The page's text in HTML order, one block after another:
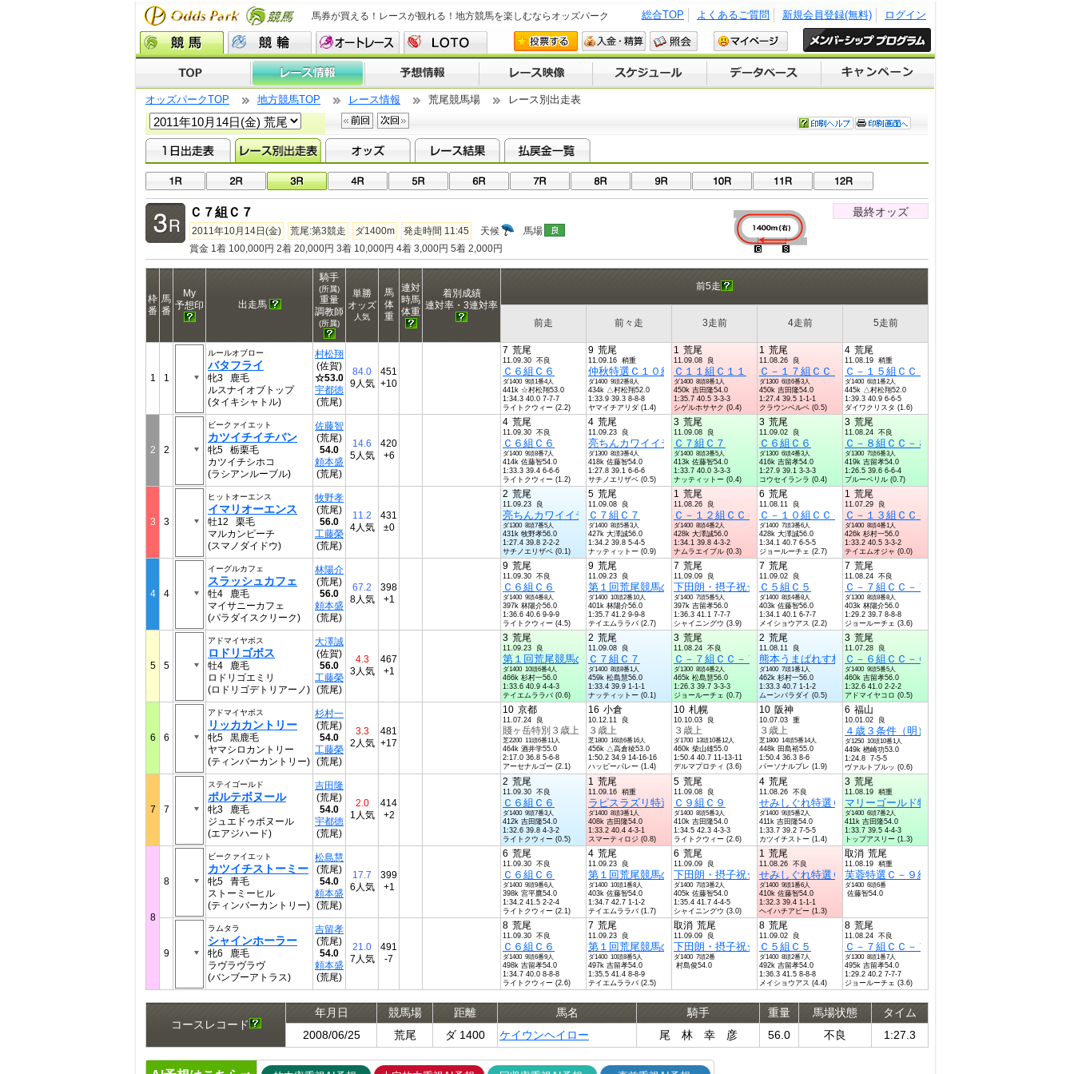
馬券が買える！レースが観れる！地方競馬を楽しむならオッズパーク ログイン
新規会員登録(無料)
よくあるご質問
総合TOP
オッズパークTOP 地方競馬TOP レース情報 荒尾競馬場 レース別出走表
Ｃ７組Ｃ７
2011年10月14日(金) 荒尾:第3競走 ダ1400m 発走時間 11:45 天候
馬場
賞金 1着 100,000円 2着 20,000円 3着 10,000円 4着 3,000円 5着 2,000円
最終オッズ
枠
番
馬
番
My
予想印
出走馬
騎手
(所属)
重量
調教師
(所属)
単勝
オッズ
人気
馬
体
重
連対
時馬
体重
着別成績
連対率・3連対率
前5走
前走 前々走 3走前 4走前 5走前
1 1
ルールオブロー
バタフライ
牝3 鹿毛
ルスナイオブトップ
(タイキシャトル)
村松翔
(佐賀)
☆53.0
宇都徳
(荒尾)
84.0
9人気
451
+10
7 荒尾
11.09.30 不良
Ｃ６組Ｃ６
ダ1400 9頭1番4人
441k ☆村松翔53.0
1:34.3 40.0 7-7-7
ライトクウィー (2.2)
9 荒尾
11.09.16 稍重
仲秋特選Ｃ１０組Ｃ１０
ダ1400 9頭2番8人
434k △村松翔52.0
1:33.9 39.3 8-8-8
ヤマイチアリダ (1.4)
1 荒尾
11.09.08 良
Ｃ１１組Ｃ１１
ダ1400 8頭8番1人
450k 吉田隆54.0
1:35.7 40.5 3-3-3
シゲルホサヤク (0.4)
1 荒尾
11.08.26 良
Ｃ－１７組ＣＣ－１７組
ダ1300 6頭6番3人
450k 吉田隆54.0
1:27.4 39.5 1-1-1
クラウンベルベ (0.5)
4 荒尾
11.08.19 稍重
Ｃ－１５組ＣＣ－１５組
ダ1400 6頭1番2人
445k △村松翔52.0
1:39.3 40.9 6-6-5
ダイワクリスタ (1.6)
2 2
ビークァイエット
カツイチイチバン
牝5 栃栗毛
カツイチシホコ
(ラシアンルーブル)
佐藤智
(荒尾)
54.0
頼本盛
(荒尾)
14.6
5人気
420
+6
4 荒尾
11.09.30 不良
Ｃ６組Ｃ６
ダ1400 9頭8番7人
414k 佐藤智54.0
1:33.3 39.4 6-6-6
ライトクウィー (1.2)
4 荒尾
11.09.23 良
亮ちんカワイイデスヨ杯Ｃ８組Ｃ８
ダ1300 8頭3番4人
418k 佐藤智54.0
1:27.8 39.1 6-6-6
サチノエリザベ (0.5)
3 荒尾
11.09.08 良
Ｃ７組Ｃ７
ダ1400 8頭3番5人
413k 佐藤智54.0
1:33.7 40.0 3-3-3
ナッティットー (0.4)
3 荒尾
11.09.02 良
Ｃ６組Ｃ６
ダ1300 6頭4番3人
416k 吉留孝54.0
1:27.9 39.1 3-3-3
コウセイランラ (0.4)
3 荒尾
11.08.24 不良
Ｃ－８組ＣＣ－８組
ダ1300 7頭6番3人
419k 吉留孝54.0
1:26.5 39.6 6-6-4
ブルーベリル (0.7)
3 3
ヒットオーエンス
イマリオーエンス
牡12 栗毛
マルカンピーチ
(スマノダイドウ)
牧野孝
(荒尾)
56.0
工藤榮
(荒尾)
11.2
4人気
431
±0
2 荒尾
11.09.23 良
亮ちんカワイイデスヨ杯Ｃ８組Ｃ８
ダ1300 8頭7番5人
431k 牧野孝56.0
1:27.4 39.8 2-2-2
サチノエリザベ (0.1)
5 荒尾
11.09.08 良
Ｃ７組Ｃ７
ダ1400 8頭5番3人
427k 大澤誠56.0
1:34.2 39.8 5-4-5
ナッティットー (0.9)
1 荒尾
11.08.26 良
Ｃ－１２組ＣＣ－１２組
ダ1400 8頭4番2人
428k 大澤誠56.0
1:34.1 39.8 4-3-2
ナムラエイブル (0.3)
6 荒尾
11.08.11 良
Ｃ－１０組ＣＣ－１０組
ダ1400 7頭3番6人
428k 大澤誠56.0
1:34.1 40.7 6-5-5
ジョールーチェ (2.7)
1 荒尾
11.07.29 良
Ｃ－１３組ＣＣ－１３組
ダ1400 8頭4番1人
426k 杉村一56.0
1:33.2 40.5 3-3-2
テイエムオジャ (0.0)
4 4
イーグルカフェ
スラッシュカフェ
牡4 鹿毛
マイサニーカフェ
(パラダイスクリーク)
林陽介
(荒尾)
56.0
頼本盛
(荒尾)
67.2
8人気
398
+1
9 荒尾
11.09.30 不良
Ｃ６組Ｃ６
ダ1400 9頭4番8人
397k 林陽介56.0
1:36.6 40.6 9-9-9
ライトクウィー (4.5)
9 荒尾
11.09.23 良
第１回荒尾競馬の決め手杯Ｃ７組Ｃ７
ダ1400 10頭2番10人
401k 林陽介56.0
1:35.7 41.2 9-9-8
テイエムララバ (2.7)
7 荒尾
11.09.09 良
下田朗・摂子祝☆結婚記念Ｃ６組Ｃ６
ダ1400 7頭5番5人
397k 吉留孝56.0
1:36.3 41.1 7-7-7
シャイニングウ (3.9)
7 荒尾
11.09.02 良
Ｃ５組Ｃ５
ダ1400 8頭4番8人
403k 佐藤智56.0
1:34.1 40.1 6-7-7
メイショウアス (2.2)
7 荒尾
11.08.24 不良
Ｃ－７組ＣＣ－７組
ダ1300 8頭8番8人
403k 林陽介56.0
1:29.2 39.7 8-8-8
ジョールーチェ (3.6)
5 5
アドマイヤボス
ロドリゴボス
牡4 鹿毛
ロドリゴエミリ
(ロドリゴデトリアーノ)
大澤誠
(佐賀)
56.0
工藤榮
(荒尾)
4.3
3人気
467
+1
3 荒尾
11.09.23 良
第１回荒尾競馬の決め手杯Ｃ７組Ｃ７
ダ1400 10頭6番4人
466k 杉村一56.0
1:33.6 40.9 4-4-3
テイエムララバ (0.6)
2 荒尾
11.09.08 良
Ｃ７組Ｃ７
ダ1400 8頭8番1人
459k 松島慧56.0
1:33.4 39.9 1-1-1
ナッティットー (0.1)
3 荒尾
11.08.24 不良
Ｃ－７組ＣＣ－７組
ダ1300 8頭4番2人
465k 松島慧56.0
1:26.3 39.7 3-3-3
ジョールーチェ (0.7)
2 荒尾
11.08.11 良
熊本うまぱれす杯Ｃ－４組ＣＣ－４組
ダ1400 7頭1番1人
462k 杉村一56.0
1:33.3 40.7 1-1-2
ムーンパラダイ (0.5)
3 荒尾
11.07.28 良
Ｃ－６組ＣＣ－６組
ダ1400 9頭5番5人
460k 吉留孝56.0
1:32.6 41.0 2-2-2
アドマイヤコロ (0.5)
6 6
アドマイヤボス
リッカカントリー
牝5 黒鹿毛
ヤマシロカントリー
(ティンバーカントリー)
杉村一
(荒尾)
54.0
工藤榮
(荒尾)
3.3
2人気
481
+17
10 京都
11.07.24 良
賤ヶ岳特別３歳上
芝2200 11頭6番11人
464k 酒井学55.0
2:17.0 36.8 5-6-8
アーセナルゴー (2.1)
16 小倉
10.12.11 良
３歳上
芝1800 16頭6番16人
456k △高倉稜53.0
1:50.2 34.9 14-16-16
ハッピーパレー (1.4)
10 札幌
10.10.03 良
３歳上
ダ1700 13頭10番12人
460k 柴山雄55.0
1:50.4 40.7 11-13-11
デルマプロティ (3.6)
10 阪神
10.07.03 重
３歳上
芝1800 14頭5番14人
448k 田島裕55.0
1:50.4 36.3 8-6
パーソナルブレ (1.9)
6 福山
10.01.02 良
４歳３条件（明）
ダ1250 10頭10番1人
449k 楢崎功53.0
1:24.8 7-5-5
ヴァルトブルッ (0.6)
7 7
ステイゴールド
ポルテボヌール
牝3 鹿毛
ジュエドゥボヌール
(エアジハード)
吉田隆
(荒尾)
54.0
宇都徳
(荒尾)
2.0
1人気
414
+2
2 荒尾
11.09.30 不良
Ｃ６組Ｃ６
ダ1400 9頭7番3人
412k 吉田隆54.0
1:32.6 39.8 4-3-2
ライトクウィー (0.5)
1 荒尾
11.09.16 稍重
ラピスラズリ特選Ｃ１１組Ｃ１１
ダ1400 8頭3番1人
408k 吉田隆54.0
1:33.2 40.4 4-3-1
スマーティロジ (0.8)
5 荒尾
11.09.08 良
Ｃ９組Ｃ９
ダ1400 8頭5番3人
410k 吉田隆54.0
1:34.5 42.3 4-3-3
ライトクウィー (2.6)
4 荒尾
11.08.26 不良
せみしぐれ特選Ｃ－１０組ＣＣ－１０組
ダ1400 9頭5番2人
411k 吉田隆54.0
1:33.7 39.2 7-5-5
カツイチストー (1.4)
3 荒尾
11.08.19 稍重
マリーゴールド特選Ｃ－１０組ＣＣ－１０組
ダ1400 6頭7番2人
411k 吉田隆54.0
1:33.7 39.5 4-4-3
トップアスリー (1.3)
8
8
ビークァイエット
カツイチストーミー
牝5 青毛
ストーミーヒル
(ティンバーカントリー)
松島慧
(荒尾)
54.0
頼本盛
(荒尾)
17.7
6人気
399
+1
6 荒尾
11.09.30 不良
Ｃ６組Ｃ６
ダ1400 9頭9番6人
398k 宮平鷹54.0
1:34.2 41.5 2-2-4
ライトクウィー (2.1)
4 荒尾
11.09.23 良
第１回荒尾競馬の決め手杯Ｃ７組Ｃ７
ダ1400 10頭1番8人
403k 佐藤智54.0
1:34.7 42.7 1-1-2
テイエムララバ (1.7)
6 荒尾
11.09.09 良
下田朗・摂子祝☆結婚記念Ｃ６組Ｃ６
ダ1400 7頭3番2人
405k 佐藤智54.0
1:35.4 41.7 4-4-5
シャイニングウ (3.0)
1 荒尾
11.08.26 不良
せみしぐれ特選Ｃ－１０組ＣＣ－１０組
ダ1400 9頭1番6人
410k 佐藤智54.0
1:32.3 39.4 1-1-1
ヘイハチアピー (1.3)
取消 荒尾
11.08.19 稍重
芙蓉特選Ｃ－９組ＣＣ－９組
ダ1400 6頭6番
佐藤智54.0
9
ラムタラ
シャインホーラー
牝6 鹿毛
ラヴラヴラヴ
(バンブーアトラス)
吉留孝
(荒尾)
54.0
頼本盛
(荒尾)
21.0
7人気
491
-7
8 荒尾
11.09.30 不良
Ｃ６組Ｃ６
ダ1400 9頭6番9人
498k 吉留孝54.0
1:34.7 40.0 8-8-8
ライトクウィー (2.6)
7 荒尾
11.09.23 良
第１回荒尾競馬の決め手杯Ｃ７組Ｃ７
ダ1400 10頭8番5人
497k 吉留孝54.0
1:35.5 41.4 8-8-9
テイエムララバ (2.5)
取消 荒尾
11.09.09 良
下田朗・摂子祝☆結婚記念Ｃ６組Ｃ６
ダ1400 7頭2番
村島俊54.0
8 荒尾
11.09.02 良
Ｃ５組Ｃ５
ダ1400 8頭2番7人
492k 吉留孝54.0
1:36.3 41.5 8-8-8
メイショウアス (4.4)
8 荒尾
11.08.24 不良
Ｃ－７組ＣＣ－７組
ダ1300 8頭1番7人
495k 吉留孝54.0
1:29.2 40.2 7-7-7
ジョールーチェ (3.6)
コースレコード
年月日 競馬場 距離 馬名 騎手 重量 馬場状態
タイム
2008/06/25
荒尾 ダ 1400 ケイウンヘイロー 尾 林 幸 彦 56.0 不良 1:27.3